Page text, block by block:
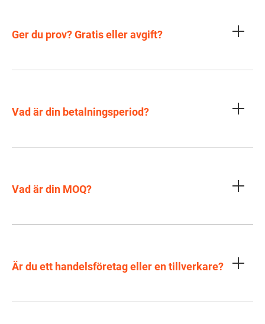
Ger du prov? Gratis eller avgift?
Vad är din betalningsperiod?
Vad är din MOQ?
Är du ett handelsföretag eller en tillverkare?